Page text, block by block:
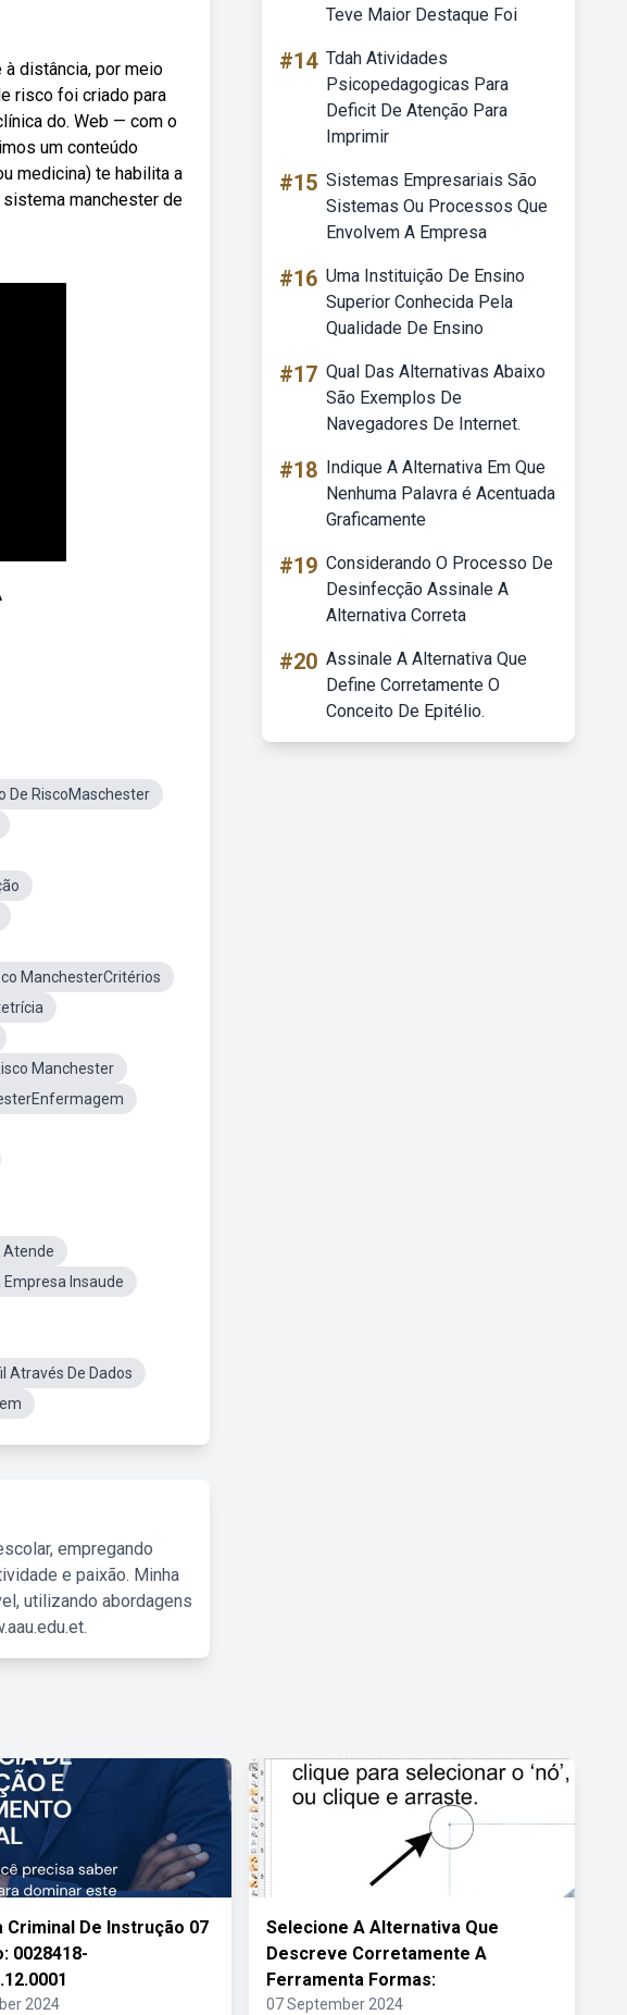
distância, por meio
risco foi criado para
do. Web — com o
um conteúdo
medicina) te habilita a
manchester de
De RiscoMaschester
ManchesterCritérios
Manchester
Atende
Insaude
Através De Dados
empregando
e paixão. Minha
utilizando abordagens
Teve Maior Destaque Foi
#14 Tdah Atividades
Psicopedagogicas Para
Deficit De Atenção Para
Imprimir
#15 Sistemas Empresariais São
Sistemas Ou Processos Que
Envolvem A Empresa
#16 Uma Instituição De Ensino
Superior Conhecida Pela
Qualidade De Ensino
#17 Qual Das Alternativas Abaixo
São Exemplos De
Navegadores De Internet.
#18 Indique A Alternativa Em Que
Nenhuma Palavra é Acentuada
Graficamente
#19 Considerando O Processo De
Desinfecção Assinale A
Alternativa Correta
#20 Assinale A Alternativa Que
Define Corretamente O
Conceito De Epitélio.
Criminal De Instrução 07
0028418-
2024
Selecione A Alternativa Que
Descreve Corretamente A
Ferramenta Formas:
07 September 2024